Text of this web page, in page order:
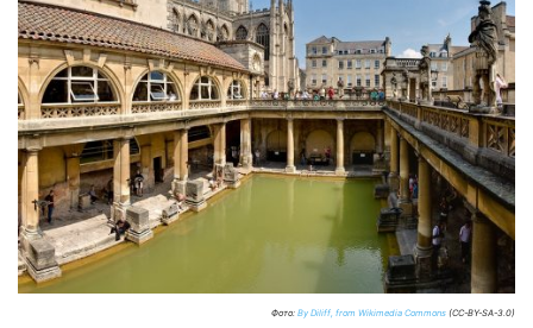
Фото: By Diliff, from Wikimedia Commons (CC-BY-SA-3.0)